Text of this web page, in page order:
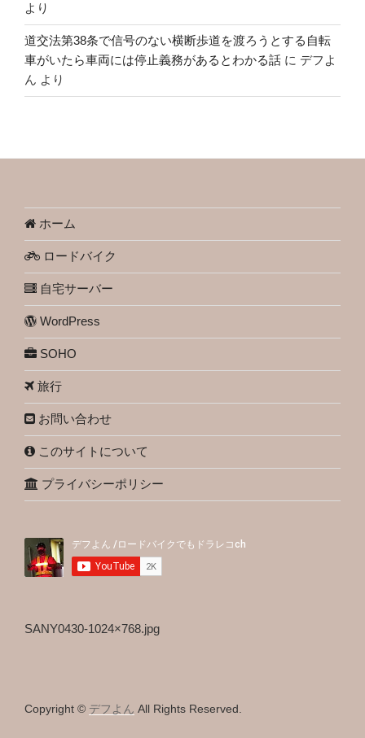
より
道交法第38条で信号のない横断歩道を渡ろうとする自転
車がいたら車両には停止義務があるとわかる話 に デフよ
ん より
ホーム
ロードバイク
自宅サーバー
WordPress
SOHO
旅行
お問い合わせ
このサイトについて
プライバシーポリシー
SANY0430-1024×768.jpg
Copyright © デフよん All Rights Reserved.